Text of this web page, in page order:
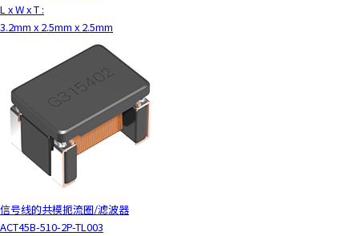
L x W x T :
3.2mm x 2.5mm x 2.5mm
信号线的共模扼流圈/滤波器
ACT45B-510-2P-TL003